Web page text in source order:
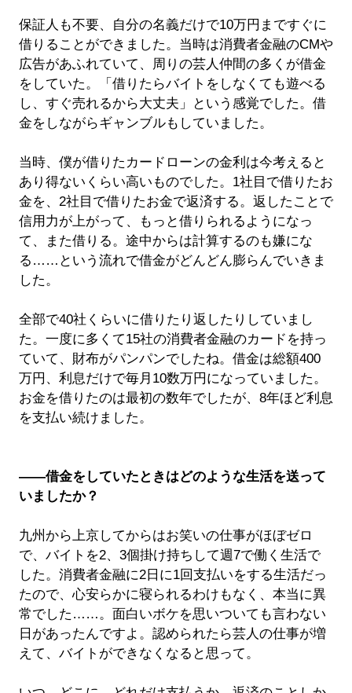
保証人も不要、自分の名義だけで10万円まですぐに
借りることができました。当時は消費者金融のCMや
広告があふれていて、周りの芸人仲間の多くが借金
をしていた。「借りたらバイトをしなくても遊べる
し、すぐ売れるから大丈夫」という感覚でした。借
金をしながらギャンブルもしていました。
当時、僕が借りたカードローンの金利は今考えると
あり得ないくらい高いものでした。1社目で借りたお
金を、2社目で借りたお金で返済する。返したことで
信用力が上がって、もっと借りられるようになっ
て、また借りる。途中からは計算するのも嫌にな
る……という流れで借金がどんどん膨らんでいきま
した。
全部で40社くらいに借りたり返したりしていまし
た。一度に多くて15社の消費者金融のカードを持っ
ていて、財布がパンパンでしたね。借金は総額400
万円、利息だけで毎月10数万円になっていました。
お金を借りたのは最初の数年でしたが、8年ほど利息
を支払い続けました。
――借金をしていたときはどのような生活を送って
いましたか？
九州から上京してからはお笑いの仕事がほぼゼロ
で、バイトを2、3個掛け持ちして週7で働く生活で
した。消費者金融に2日に1回支払いをする生活だっ
たので、心安らかに寝られるわけもなく、本当に異
常でした……。面白いボケを思いついても言わない
日があったんですよ。認められたら芸人の仕事が増
えて、バイトができなくなると思って。